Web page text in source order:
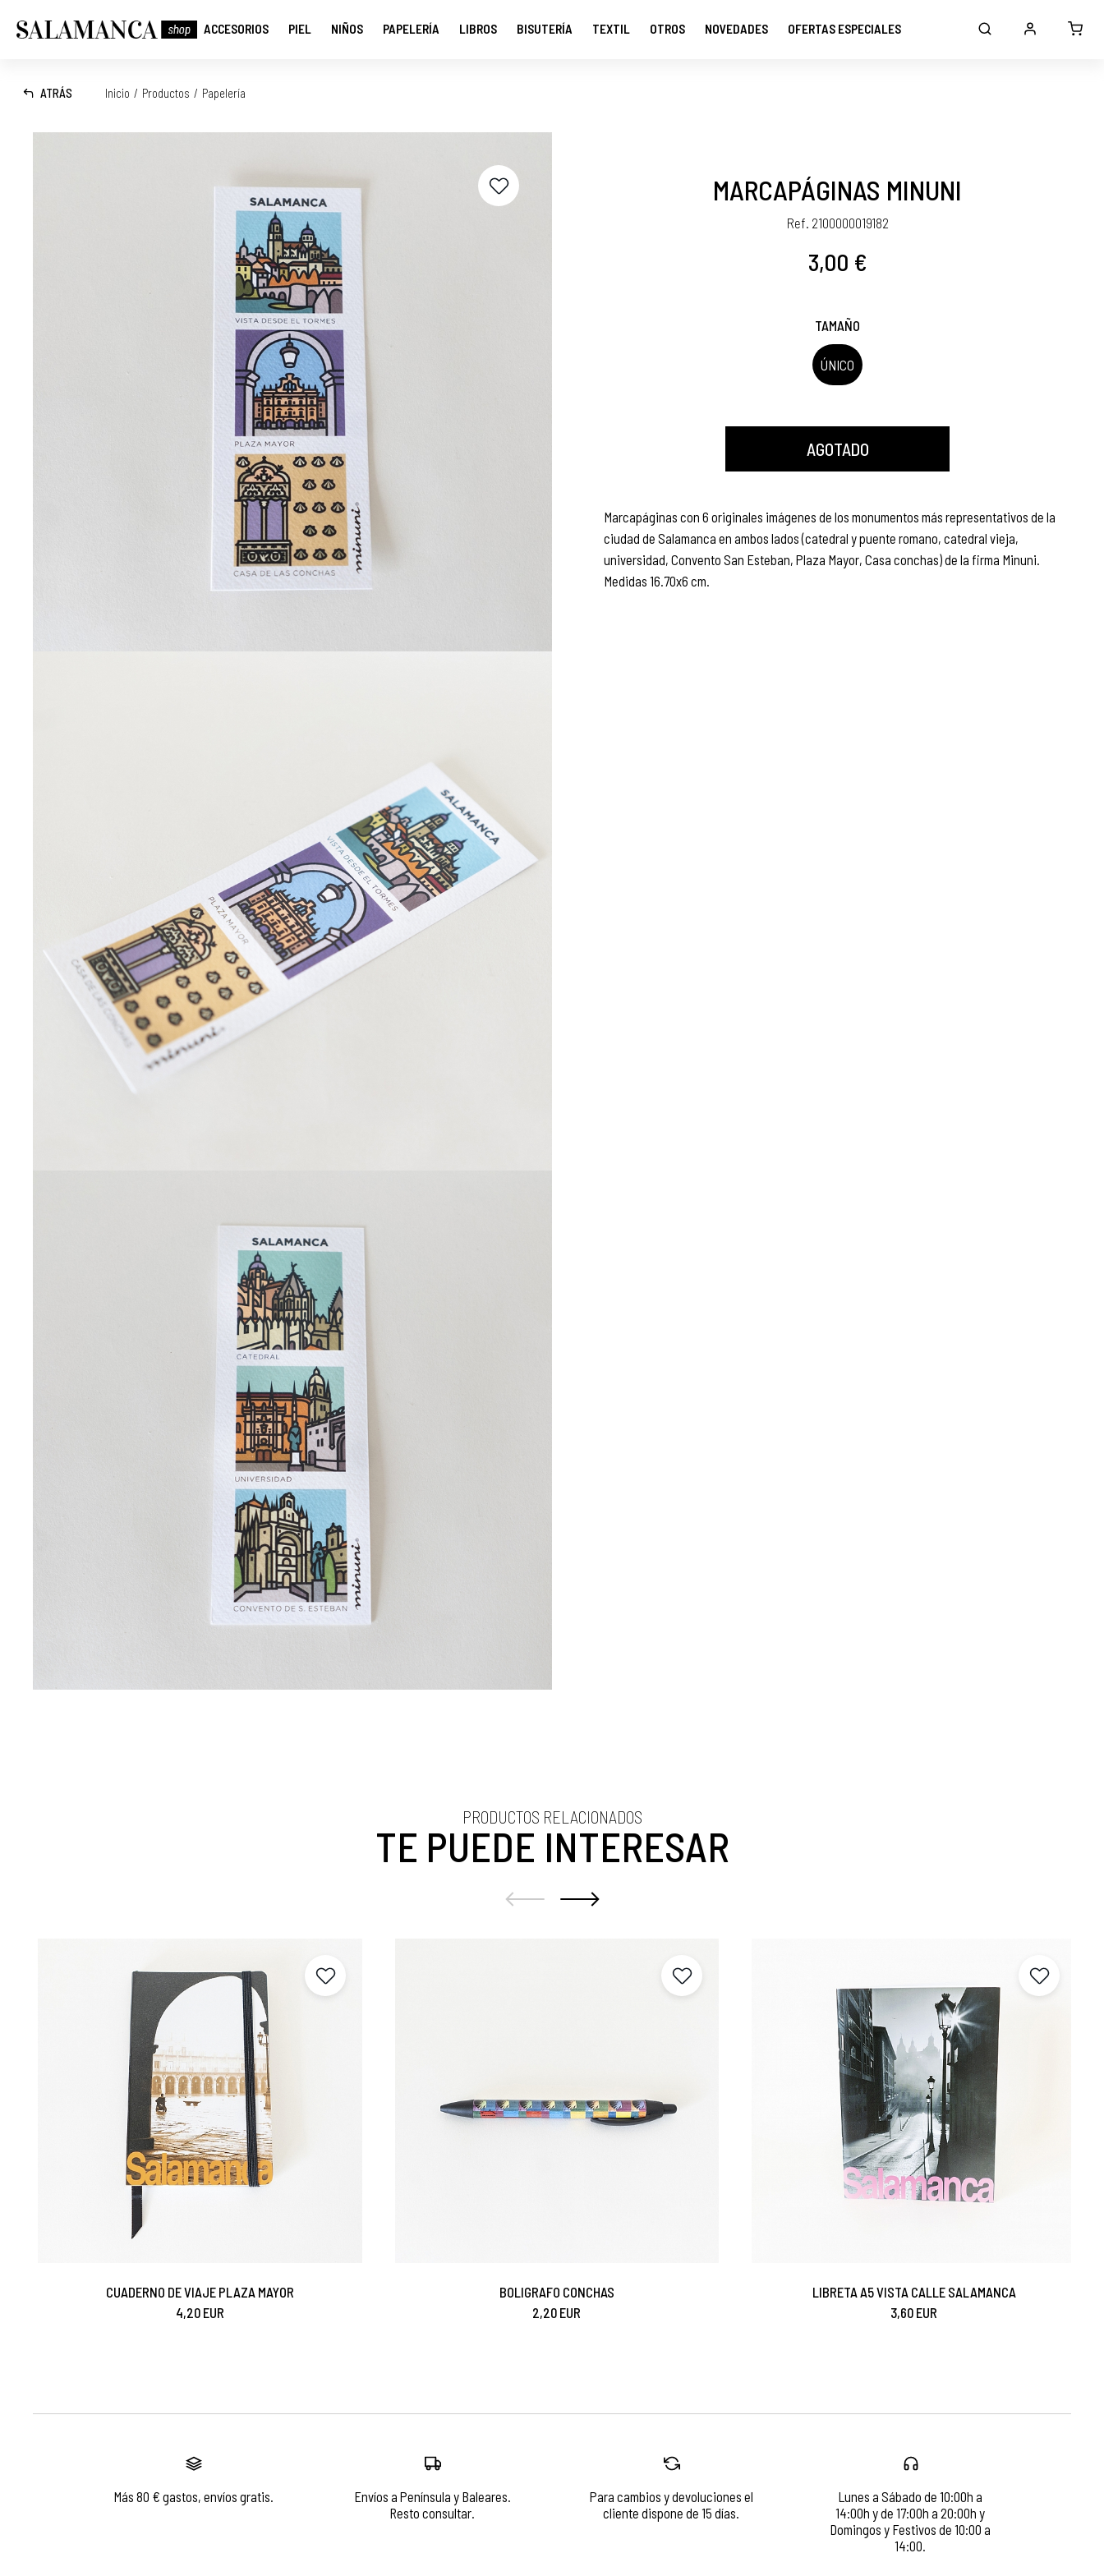
ACCESORIOS PIEL NIÑOS PAPELERÍA LIBROS BISUTERÍA TEXTIL OTROS NOVEDADES OFERTAS ESPECIALES
ATRÁS Inicio / Productos / Papelería
MARCAPÁGINAS MINUNI
Ref. 2100000019182
3,00 €
TAMAÑO
ÚNICO
AGOTADO
Marcapáginas con 6 originales imágenes de los monumentos más representativos de la
ciudad de Salamanca en ambos lados (catedral y puente romano, catedral vieja,
universidad, Convento San Esteban, Plaza Mayor, Casa conchas) de la firma Minuni.
Medidas 16.70x6 cm.
PRODUCTOS RELACIONADOS
TE PUEDE INTERESAR
CUADERNO DE VIAJE PLAZA MAYOR
4,20 EUR
BOLIGRAFO CONCHAS
2,20 EUR
LIBRETA A5 VISTA CALLE SALAMANCA
3,60 EUR
Más 80 € gastos, envíos gratis.
Envíos a Península y Baleares.
Resto consultar.
Para cambios y devoluciones el
cliente dispone de 15 días.
Lunes a Sábado de 10:00h a
14:00h y de 17:00h a 20:00h y
Domingos y Festivos de 10:00 a
14:00.